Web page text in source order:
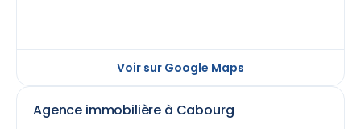
Voir sur Google Maps
Agence immobilière à Cabourg